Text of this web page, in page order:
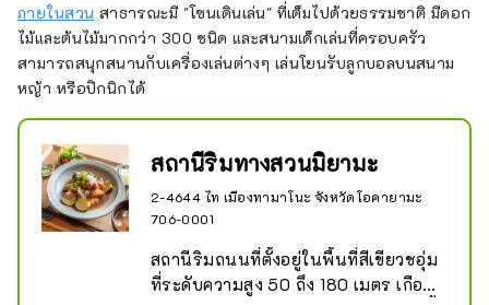
ภายในสวน สาธารณะมี "โซนเดินเล่น" ที่เต็มไปด้วยธรรมชาติ มีดอก
ไม้และต้นไม้มากกว่า 300 ชนิด และสนามเด็กเล่นที่ครอบครัว
สามารถสนุกสนานกับเครื่องเล่นต่างๆ เล่นโยนรับลูกบอลบนสนาม
หญ้า หรือปิกนิกได้
สถานีริมทางสวนมิยามะ
2-4644 ไท เมืองทามาโนะ จังหวัดโอคายามะ
706-0001
สถานีริมถนนที่ตั้งอยู่ในพื้นที่สีเขียวชอุ่ม
ที่ระดับความสูง 50 ถึง 180 เมตร เกือบ